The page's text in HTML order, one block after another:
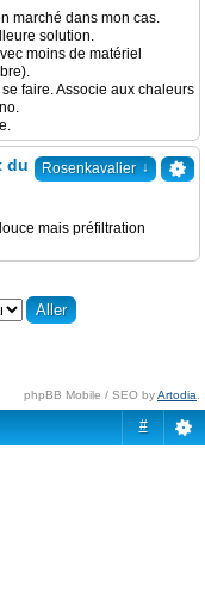
marché dans mon cas.
solution.
moins de matériel
faire. Associe aux chaleurs
Rosenkavalier ↓
du
mais préfiltration
phpBB Mobile / SEO byArtodia
#